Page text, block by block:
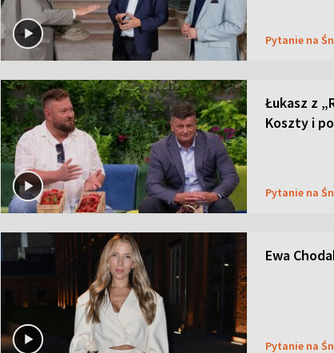
Pytanie na
Łukasz z
Koszty i
Pytanie na
Ewa
Pytanie na